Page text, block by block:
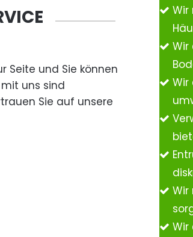
Seite und Sie können
uns sind
Sie auf unsere
Wir
Wir
Wir
Wir